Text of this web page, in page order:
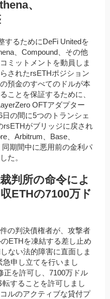
、
するためにDeFi Unitedを
、Compound、その他
ミットメントを動員しま
されたrsETHポジション
預金のすべてのドルが本
ことを保証するために、
OFTアダプター
の間に5つのトランシェ
rsETHがブリッジに戻され
、Arbitrum、Base、
期間中に悪用前の金利パ
た。
判所の命令によ
ETHの7100万ド
の判決債権者が、攻撃者
ETHを凍結する差し止め
ない法的障害に直面しま
急申し立てを行いまし
正を許可し、7100万ドル
することを許可しまし
ルのアクティブな貸付プ